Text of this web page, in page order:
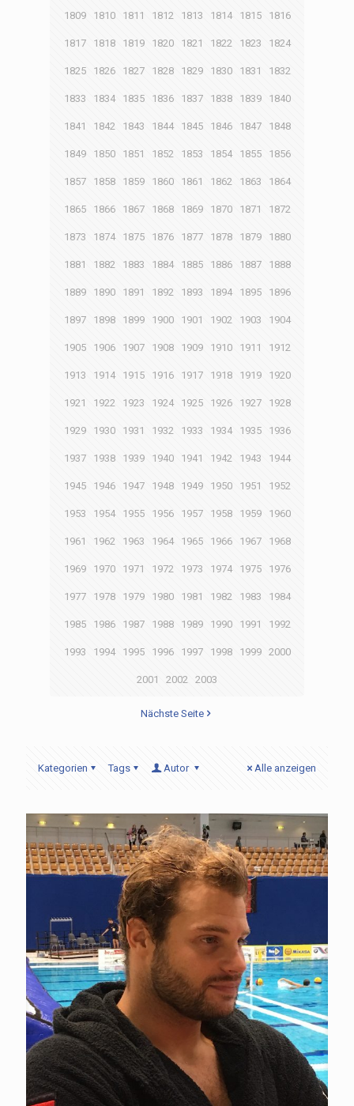
1809 1810 1811 1812 1813 1814 1815 1816
1817 1818 1819 1820 1821 1822 1823 1824
1825 1826 1827 1828 1829 1830 1831 1832
1833 1834 1835 1836 1837 1838 1839 1840
1841 1842 1843 1844 1845 1846 1847 1848
1849 1850 1851 1852 1853 1854 1855 1856
1857 1858 1859 1860 1861 1862 1863 1864
1865 1866 1867 1868 1869 1870 1871 1872
1873 1874 1875 1876 1877 1878 1879 1880
1881 1882 1883 1884 1885 1886 1887 1888
1889 1890 1891 1892 1893 1894 1895 1896
1897 1898 1899 1900 1901 1902 1903 1904
1905 1906 1907 1908 1909 1910 1911 1912
1913 1914 1915 1916 1917 1918 1919 1920
1921 1922 1923 1924 1925 1926 1927 1928
1929 1930 1931 1932 1933 1934 1935 1936
1937 1938 1939 1940 1941 1942 1943 1944
1945 1946 1947 1948 1949 1950 1951 1952
1953 1954 1955 1956 1957 1958 1959 1960
1961 1962 1963 1964 1965 1966 1967 1968
1969 1970 1971 1972 1973 1974 1975 1976
1977 1978 1979 1980 1981 1982 1983 1984
1985 1986 1987 1988 1989 1990 1991 1992
1993 1994 1995 1996 1997 1998 1999 2000
2001 2002 2003
Nächste Seite
Kategorien Tags Autor Alle anzeigen